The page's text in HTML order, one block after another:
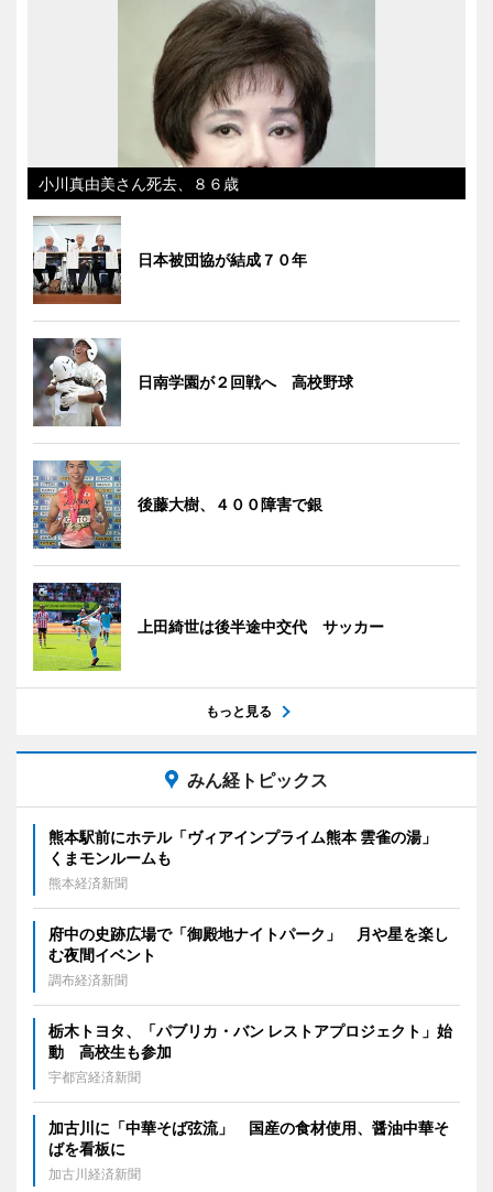
小川真由美さん死去、８６歳
日本被団協が結成７０年
日南学園が２回戦へ 高校野球
後藤大樹、４００障害で銀
上田綺世は後半途中交代 サッカー
もっと見る
みん経トピックス
熊本駅前にホテル「ヴィアインプライム熊本 雲雀の湯」
くまモンルームも
熊本経済新聞
府中の史跡広場で「御殿地ナイトパーク」 月や星を楽し
む夜間イベント
調布経済新聞
栃木トヨタ、「パブリカ・バン レストアプロジェクト」始
動 高校生も参加
宇都宮経済新聞
加古川に「中華そば弦流」 国産の食材使用、醤油中華そ
ばを看板に
加古川経済新聞